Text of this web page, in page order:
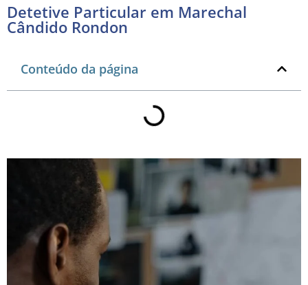
Detetive Particular em Marechal
Cândido Rondon
Conteúdo da página